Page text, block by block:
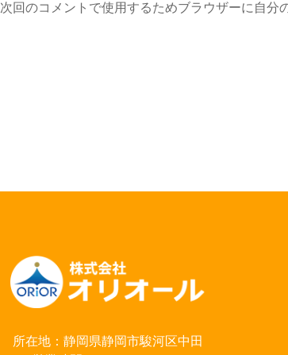
次回のコメントで使用するためブラウザーに自分
所在地：静岡県静岡市駿河区中田